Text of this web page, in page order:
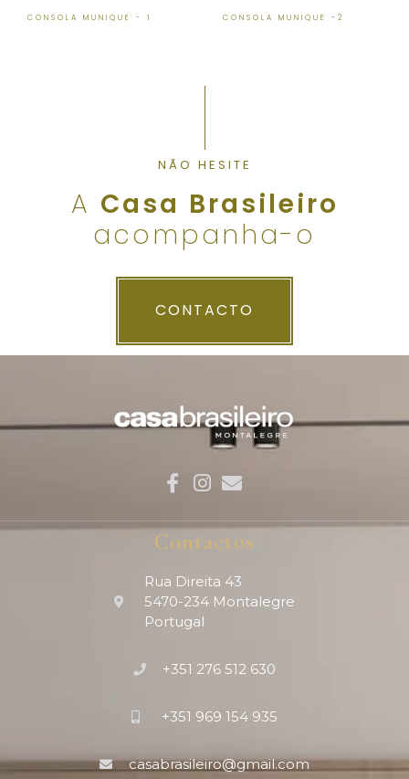
CONSOLA MUNIQUE - 1 CONSOLA MUNIQUE -2
NÃO HESITE
A Casa Brasileiro
acompanha-o
CONTACTO
Contactos
Rua Direita 43
5470-234 Montalegre
Portugal
+351 276 512 630
+351 969 154 935
casabrasileiro@gmail.com